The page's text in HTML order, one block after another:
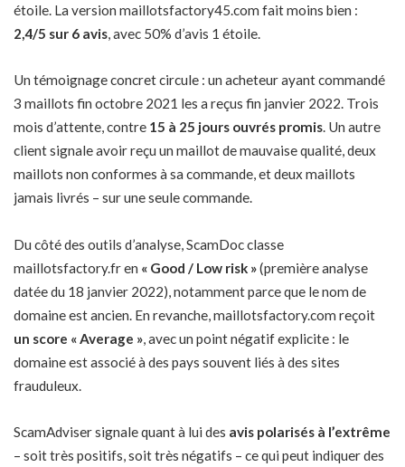
étoile. La version maillotsfactory45.com fait moins bien :
2,4/5 sur 6 avis, avec 50% d’avis 1 étoile.
Un témoignage concret circule : un acheteur ayant commandé
3 maillots fin octobre 2021 les a reçus fin janvier 2022. Trois
mois d’attente, contre 15 à 25 jours ouvrés promis. Un autre
client signale avoir reçu un maillot de mauvaise qualité, deux
maillots non conformes à sa commande, et deux maillots
jamais livrés – sur une seule commande.
Du côté des outils d’analyse, ScamDoc classe
maillotsfactory.fr en « Good / Low risk »(première analyse
datée du 18 janvier 2022), notamment parce que le nom de
domaine est ancien. En revanche, maillotsfactory.com reçoit
un score « Average », avec un point négatif explicite : le
domaine est associé à des pays souvent liés à des sites
frauduleux.
ScamAdviser signale quant à lui des avis polarisés à l’extrême
– soit très positifs, soit très négatifs – ce qui peut indiquer des